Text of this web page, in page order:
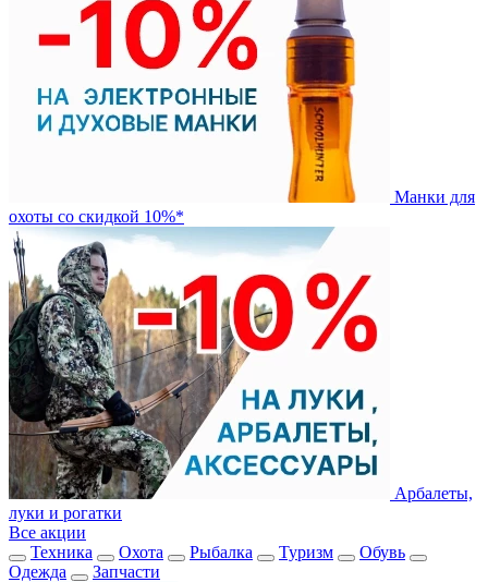
Манки для
охоты со скидкой 10%*
Арбалеты,
луки и рогатки
Все акции
Техника
Охота Рыбалка Туризм
Обувь
Одежда
Запчасти